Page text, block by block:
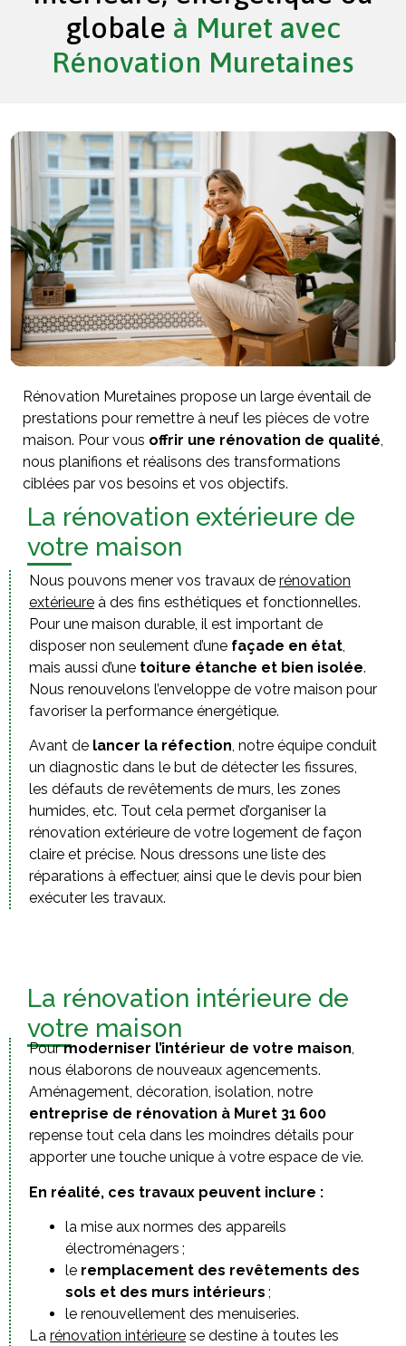
globale à Muret avec
Rénovation Muretaines
Rénovation Muretaines propose un large éventail de
prestations pour remettre à neuf les pièces de votre
maison. Pour vous offrir une rénovation de qualité
nous planifions et réalisons des transformations
ciblées par vos besoins et vos objectifs.
La rénovation extérieure de
votre maison
Nous pouvons mener vos travaux de rénovation
extérieure à des fins esthétiques et fonctionnelles.
Pour une maison durable, il est important de
disposer non seulement d’une façade en état
mais aussi d’une toiture étanche et bien isolée.
Nous renouvelons l’enveloppe de votre maison pour
favoriser la performance énergétique.
Avant de lancer la réfection, notre équipe conduit
un diagnostic dans le but de détecter les fissures,
les défauts de revêtements de murs, les zones
humides, etc. Tout cela permet d’organiser la
rénovation extérieure de votre logement de façon
claire et précise. Nous dressons une liste des
réparations à effectuer, ainsi que le devis pour bien
exécuter les travaux.
La rénovation intérieure de
votre maison
Pourmoderniser l’intérieur de votre maison,
nous élaborons de nouveaux agencements.
Aménagement, décoration, isolation, notre
entreprise de rénovation à Muret 31 600
repense tout cela dans les moindres détails pour
apporter une touche unique à votre espace de vie.
En réalité, ces travaux peuvent inclure :
la mise aux normes des appareils
électroménagers ;
le remplacement des revêtements des
sols et des murs intérieurs ;
le renouvellement des menuiseries.
La rénovation intérieure se destine à toutes les